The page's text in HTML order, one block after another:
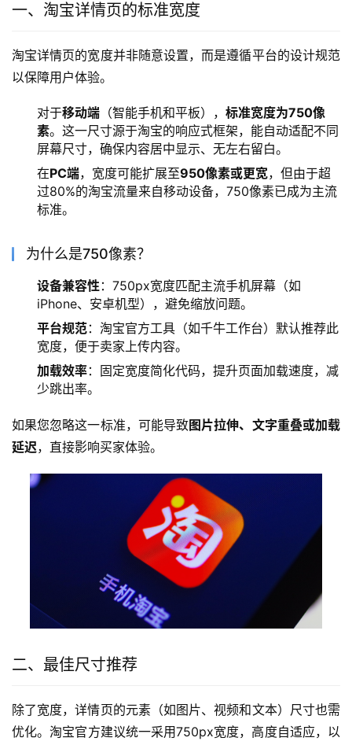
一、淘宝详情页的标准宽度
淘宝详情页的宽度并非随意设置，而是遵循平台的设计规范
以保障用户体验。
对于移动端 （智能手机和平板）， 标准宽度为750像
素。这一尺寸源于淘宝的响应式框架，能自动适配不同
屏幕尺寸，确保内容居中显示、无左右留白。
在PC端，宽度可能扩展至950像素或更宽，但由于超
过80%的淘宝流量来自移动设备，750像素已成为主流
标准。
为什么是750像素？
设备兼容性：750px宽度匹配主流手机屏幕（如
iPhone、安卓机型），避免缩放问题。
平台规范：淘宝官方工具（如千牛工作台）默认推荐此
宽度，便于卖家上传内容。
加载效率：固定宽度简化代码，提升页面加载速度，减
少跳出率。
如果您忽略这一标准，可能导致图片拉伸、文字重叠或加载
延迟，直接影响买家体验。
二、最佳尺寸推荐
除了宽度，详情页的元素（如图片、视频和文本）尺寸也需
优化。淘宝官方建议统一采用750px宽度，高度自适应，以